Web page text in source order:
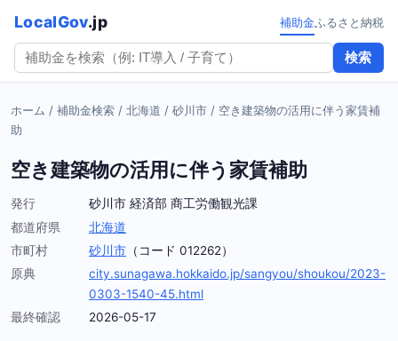
LocalGov.jp
検索
補助金ふるさと納税
ホーム / 補助金検索 / 北海道 / 砂川市 / 空き建築物の活用に伴う家賃補
助
空き建築物の活用に伴う家賃補助
発行
砂川市 経済部 商工労働観光課
都道府県
北海道
市町村
砂川市 （コード 012262）
原典
city.sunagawa.hokkaido.jp/sangyou/shoukou/2023-
0303-1540-45.html
最終確認
2026-05-17